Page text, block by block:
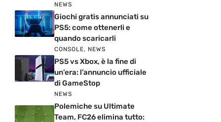
NEWS
Giochi gratis annunciati su
PS5: come ottenerli e
quando scaricarli
CONSOLE, NEWS
PS5 vs Xbox, è la fine di
un’era: l’annuncio ufficiale
di GameStop
NEWS
Polemiche su Ultimate
Team, FC26 elimina tutto: